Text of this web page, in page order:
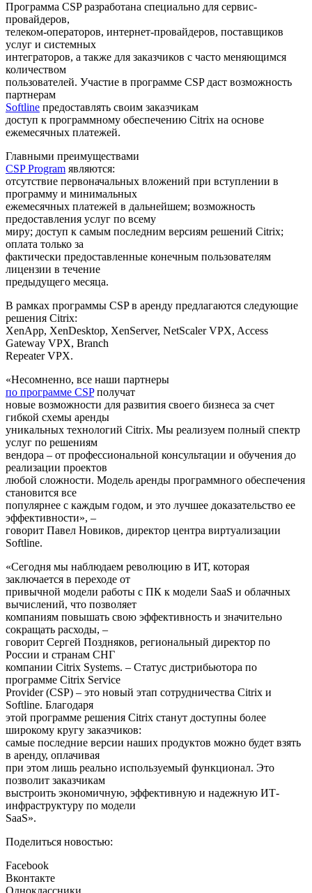
Программа CSP разработана специально для сервис-
провайдеров,
телеком-операторов, интернет-провайдеров, поставщиков
услуг и системных
интеграторов, а также для заказчиков с часто меняющимся
количеством
пользователей. Участие в программе CSP даст возможность
партнерам
Softline предоставлять своим заказчикам
доступ к программному обеспечению Citrix на основе
ежемесячных платежей.
Главными преимуществами
CSP Program являются:
отсутствие первоначальных вложений при вступлении в
программу и минимальных
ежемесячных платежей в дальнейшем; возможность
предоставления услуг по всему
миру; доступ к самым последним версиям решений Citrix;
оплата только за
фактически предоставленные конечным пользователям
лицензии в течение
предыдущего месяца.
В рамках программы CSP в аренду предлагаются следующие
решения Citrix:
XenApp, XenDesktop, XenServer, NetScaler VPX, Access
Gateway VPX, Branch
Repeater VPX.
«Несомненно, все наши партнеры
по программе CSPполучат
новые возможности для развития своего бизнеса за счет
гибкой схемы аренды
уникальных технологий Citrix. Мы реализуем полный спектр
услуг по решениям
вендора – от профессиональной консультации и обучения до
реализации проектов
любой сложности. Модель аренды программного обеспечения
становится все
популярнее с каждым годом, и это лучшее доказательство ее
эффективности», –
говорит Павел Новиков, директор центра виртуализации
Softline.
«Сегодня мы наблюдаем революцию в ИТ, которая
заключается в переходе от
привычной модели работы с ПК к модели SaaS и облачных
вычислений, что позволяет
компаниям повышать свою эффективность и значительно
сокращать расходы, –
говорит Сергей Поздняков, региональный директор по
России и странам СНГ
компании Citrix Systems. – Статус дистрибьютора по
программе Citrix Service
Provider (CSP) – это новый этап сотрудничества Citrix и
Softline. Благодаря
этой программе решения Citrix станут доступны более
широкому кругу заказчиков:
самые последние версии наших продуктов можно будет взять
в аренду, оплачивая
при этом лишь реально используемый функционал. Это
позволит заказчикам
выстроить экономичную, эффективную и надежную ИТ-
инфраструктуру по модели
SaaS».
Поделиться новостью:
Facebook
Вконтакте